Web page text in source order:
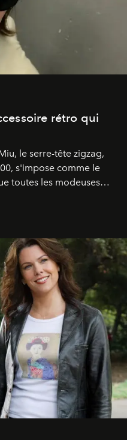
rétro qui
le serre-tête zigzag,
s'impose comme le
toutes les modeuses